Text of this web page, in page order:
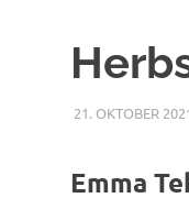
21. OKTOBER
Emma